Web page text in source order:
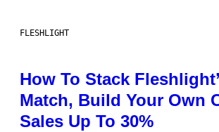
FLESHLIGHT
How To Stack
Match, Build Your Own
Sales Up To 30%